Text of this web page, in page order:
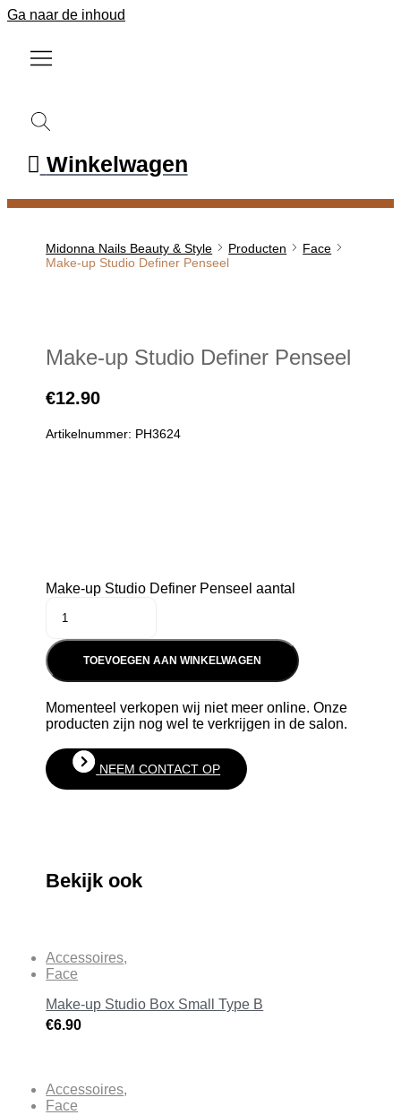
Ga naar de inhoud
Winkelwagen
Midonna Nails Beauty & Style Producten
Face
Make-up Studio Definer Penseel
Make-up Studio Definer Penseel
€12.90
Artikelnummer: PH3624
Make-up Studio Definer Penseel aantal
TOEVOEGEN AAN WINKELWAGEN
Momenteel verkopen wij niet meer online. Onze
producten zijn nog wel te verkrijgen in de salon.
NEEM CONTACT OP
Bekijk ook
Accessoires,
Face
Make-up Studio Box Small Type B
€6.90
Accessoires,
Face